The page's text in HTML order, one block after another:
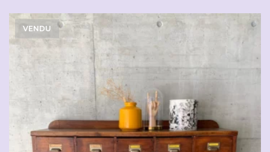
VENDU